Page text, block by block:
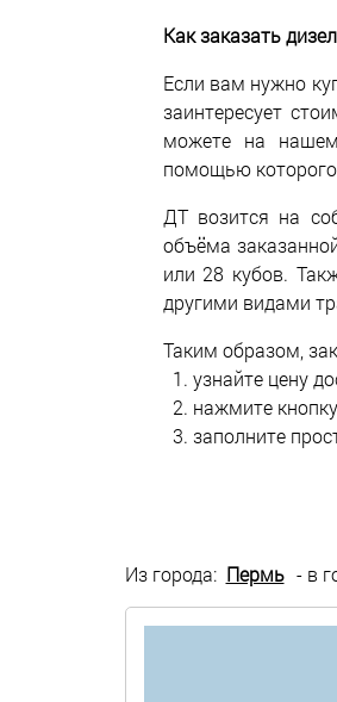
Как заказать
Если вам нужно
заинтересует
можете на
помощью
ДТ возится на
объёма
или 28 кубов.
другими видами
Таким образом,
узнайте цену
нажмите
заполните
Из города: Пермь - в